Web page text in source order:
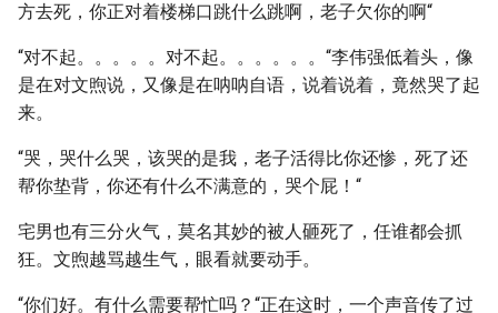
方去死，你正对着楼梯口跳什么跳啊，老子欠你的啊“
“对不起。。。。。对不起。。。。。。“李伟强低着头，像
是在对文煦说，又像是在呐呐自语，说着说着，竟然哭了起
来。
“哭，哭什么哭，该哭的是我，老子活得比你还惨，死了还
帮你垫背，你还有什么不满意的，哭个屁！“
宅男也有三分火气，莫名其妙的被人砸死了，任谁都会抓
狂。文煦越骂越生气，眼看就要动手。
“你们好。有什么需要帮忙吗？“正在这时，一个声音传了过